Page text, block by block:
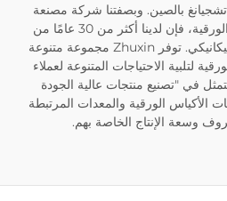
تشجيانغ بالصين. وبصفتنا شركة مصنعة
متخصصة في ماكينات الأكياس الورقية، فإن لدينا أكثر من 30 عامًا من
الخبرة في التصميم والتصنيع الميكانيكي. توفر Zhuxin مجموعة متنوعة
لتلبية الاحتياجات المتنوعة لعملاء
في "تصنيع منتجات عالية الجودة
الأكياس الورقية والمعدات المرتبطة
وسعة الإنتاج الخاصة بهم.